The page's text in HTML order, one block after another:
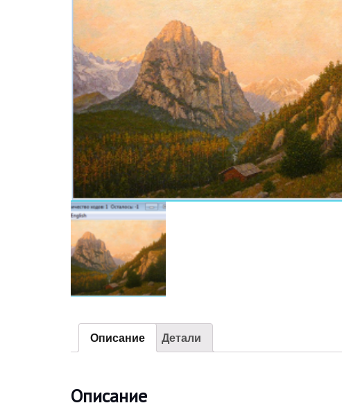
Описание Детали
Описание